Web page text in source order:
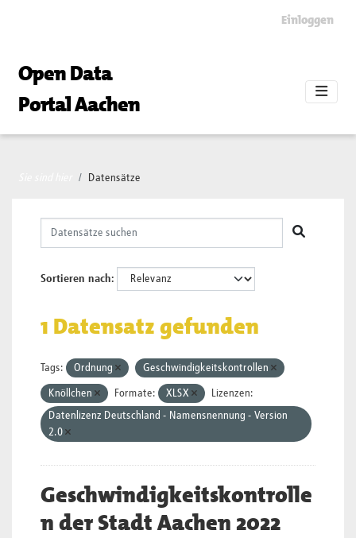
Einloggen
Open Data
Portal Aachen
Datensätze
Sortieren nach
1 Datensatz gefunden
Tags: Ordnung Geschwindigkeitskontrollen
Knöllchen Formate: XLSX
Lizenzen:
Datenlizenz Deutschland - Namensnennung - Version
2.0
Geschwindigkeitskontrolle
n der Stadt Aachen 2022